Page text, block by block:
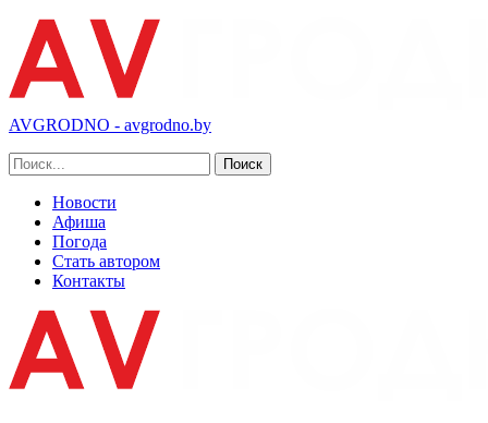
AVGRODNO - avgrodno.by
Новости
Афиша
Погода
Стать автором
Контакты